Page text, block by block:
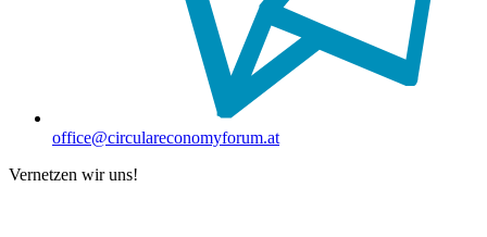
office@circulareconomyforum.at
Vernetzen wir uns!